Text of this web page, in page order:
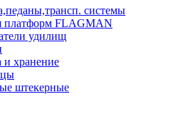
системы
платформ FLAGMAN
удилищ
и хранение
штекерные